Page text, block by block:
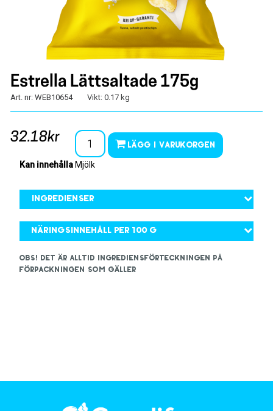
Estrella Lättsaltade 175g
Art. nr: WEB10654 Vikt: 0.17 kg
32.18kr
Lägg i varukorgen
Kan innehålla Mjölk
Ingredienser
Näringsinnehåll per 100 g
OBS! Det är alltid ingrediensförteckningen på
förpackningen som gäller